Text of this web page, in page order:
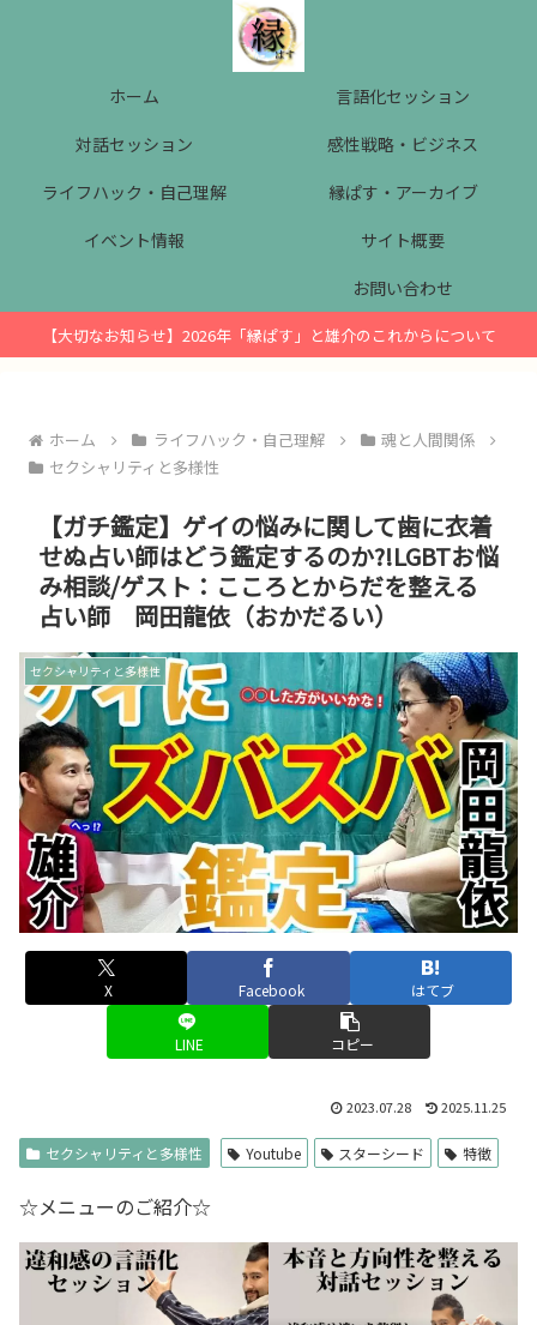
ホーム
言語化セッション
対話セッション
感性戦略・ビジネス
ライフハック・自己理解
縁ぱす・アーカイブ
イベント情報
サイト概要
お問い合わせ
【大切なお知らせ】2026年「縁ぱす」と雄介のこれからについて
ホーム ライフハック・自己理解
魂と人間関係
セクシャリティと多様性
【ガチ鑑定】ゲイの悩みに関して歯に衣着
せぬ占い師はどう鑑定するのか?!LGBTお悩
み相談/ゲスト：こころとからだを整える
占い師 岡田龍依（おかだるい）
セクシャリティと多様性
X Facebook はてブ
LINE コピー
2023.07.28 2025.11.25
セクシャリティと多様性 Youtube スターシード 特徴
☆メニューのご紹介☆